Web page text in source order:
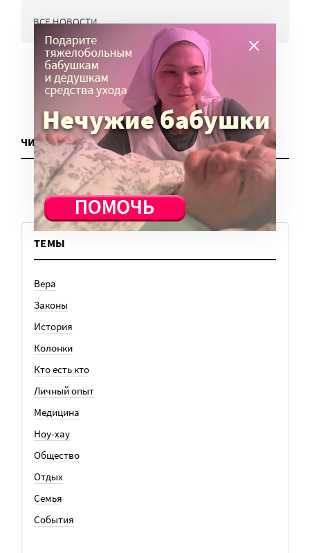
ВСЕ НОВОСТИ
ЧИТАТЬ ЕЩЕ
ТЕМЫ
Вера
Законы
История
Колонки
Кто есть кто
Личный опыт
Медицина
Ноу-хау
Общество
Отдых
Семья
События